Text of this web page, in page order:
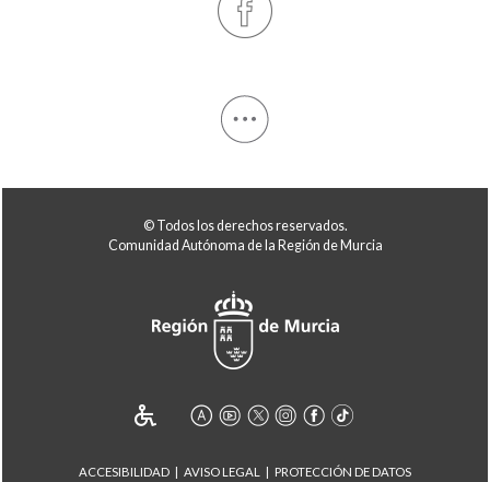
© Todos los derechos reservados.
Comunidad Autónoma de la Región de Murcia
ACCESIBILIDAD AVISO LEGAL PROTECCIÓN DE DATOS